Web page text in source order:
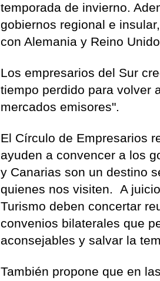
temporada de invierno.
gobiernos regional e
con Alemania y Reino
Los empresarios del Sur
tiempo perdido para volver
mercados emisores".
El Círculo de Empresarios
ayuden a convencer a los
y Canarias son un destino
quienes nos visiten. A
Turismo deben concertar
convenios bilaterales que
aconsejables y salvar la
También propone que en